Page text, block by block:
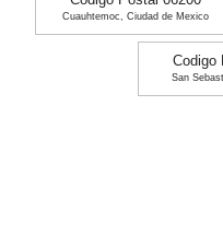
Cuauhtemoc, Ciudad de Mexico
Codigo
San